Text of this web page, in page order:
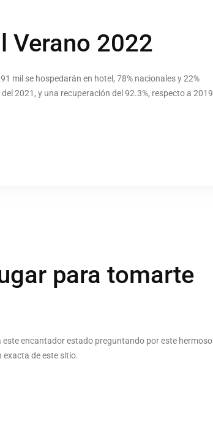
Verano 2022
mil se hospedarán en hotel, 78% nacionales y 22%
2021, y una recuperación del 92.3%, respecto a 2019
para tomarte
encantador estado preguntando por este hermoso
exacta de este sitio.